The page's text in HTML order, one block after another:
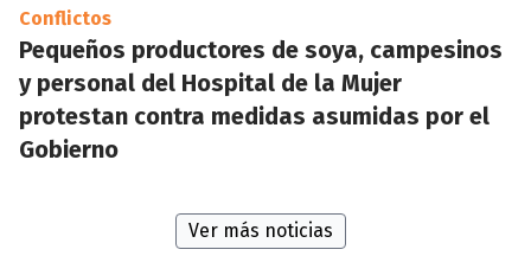
Conflictos
Pequeños productores de soya, campesinos
y personal del Hospital de la Mujer
protestan contra medidas asumidas por el
Gobierno
Ver más noticias